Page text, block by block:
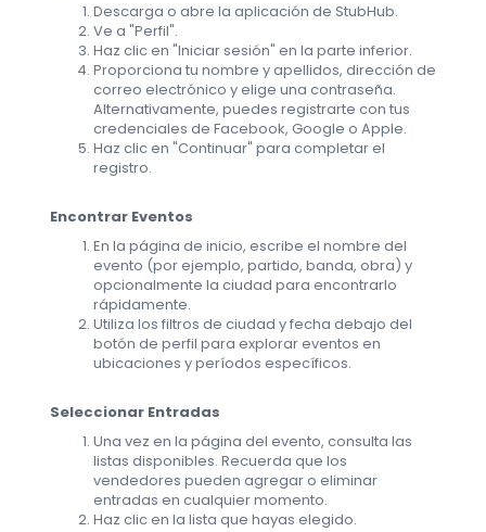
Descarga o abre la aplicación de StubHub.
Ve a "Perfil".
Haz clic en "Iniciar sesión" en la parte inferior.
Proporciona tu nombre y apellidos, dirección de
correo electrónico y elige una contraseña.
Alternativamente, puedes registrarte con tus
credenciales de Facebook, Google o Apple.
Haz clic en "Continuar" para completar el
registro.
Encontrar Eventos
En la página de inicio, escribe el nombre del
evento (por ejemplo, partido, banda, obra) y
opcionalmente la ciudad para encontrarlo
rápidamente.
Utiliza los filtros de ciudad y fecha debajo del
botón de perfil para explorar eventos en
ubicaciones y períodos específicos.
Seleccionar Entradas
Una vez en la página del evento, consulta las
listas disponibles. Recuerda que los
vendedores pueden agregar o eliminar
entradas en cualquier momento.
Haz clic en la lista que hayas elegido.